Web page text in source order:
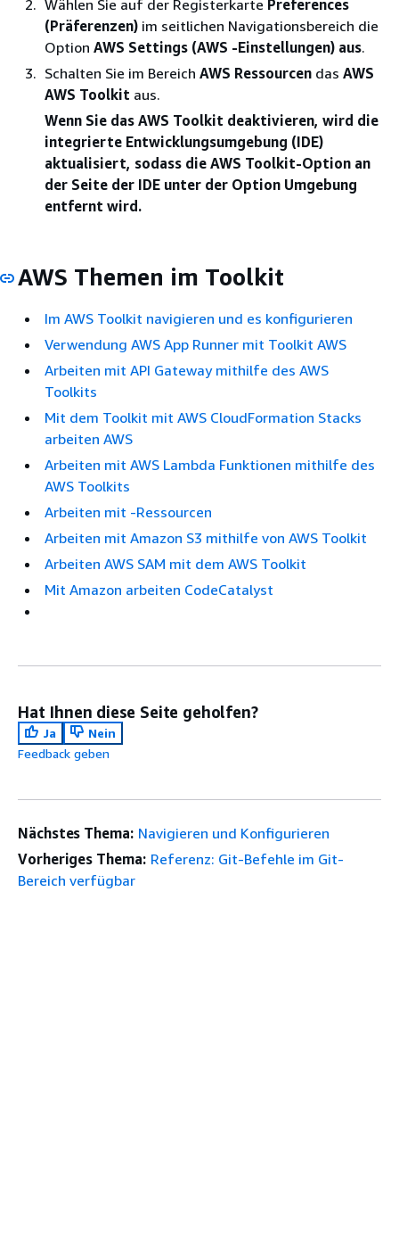
Wählen Sie auf der Registerkarte Preferences
(Präferenzen) im seitlichen Navigationsbereich die
Option AWS Settings (AWS -Einstellungen) aus.
Schalten Sie im Bereich AWS Ressourcen das AWS
AWS Toolkit aus.
Wenn Sie das AWS Toolkit deaktivieren, wird die
integrierte Entwicklungsumgebung (IDE)
aktualisiert, sodass die AWS Toolkit-Option an
der Seite der IDE unter der Option Umgebung
entfernt wird.
AWS Themen im Toolkit
Im AWS Toolkit navigieren und es konfigurieren
Verwendung AWS App Runner mit Toolkit AWS
Arbeiten mit API Gateway mithilfe des AWS
Toolkits
Mit dem Toolkit mit AWS CloudFormation Stacks
arbeiten AWS
Arbeiten mit AWS Lambda Funktionen mithilfe des
AWS Toolkits
Arbeiten mit -Ressourcen
Arbeiten mit Amazon S3 mithilfe von AWS Toolkit
Arbeiten AWS SAM mit dem AWS Toolkit
Mit Amazon arbeiten CodeCatalyst
Hat Ihnen diese Seite geholfen?
Ja
Nein
Feedback geben
Nächstes Thema: Navigieren und Konfigurieren
Vorheriges Thema: Referenz: Git-Befehle im Git-
Bereich verfügbar